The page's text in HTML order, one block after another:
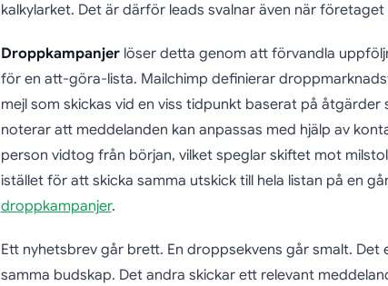
kalkylarket. Det är därför leads svalnar även när
Droppkampanjerlöser detta genom att förvandla
för en att-göra-lista. Mailchimp definierar
mejl som skickas vid en viss tidpunkt baserat på åtgärder
noterar att meddelanden kan anpassas med hjälp av
person vidtog från början, vilket speglar skiftet mot
istället för att skicka samma utskick till hela listan på en
droppkampanjer.
Ett nyhetsbrev går brett. En droppsekvens går smalt. Det
samma budskap. Det andra skickar ett relevant